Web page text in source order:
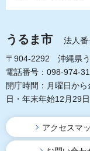
うるま市
法人
〒904-2292 沖縄県
電話番号：098-974-
開庁時間：月曜日か
日・年末年始12月29
アクセスマ